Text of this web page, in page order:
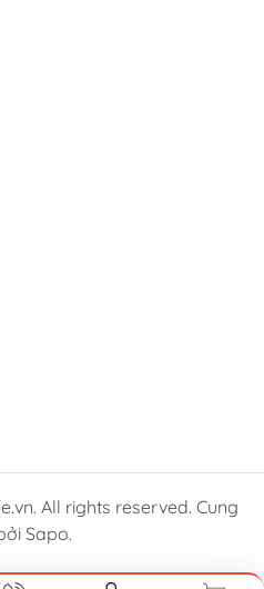
All rights reserved. Cung
Sapo.